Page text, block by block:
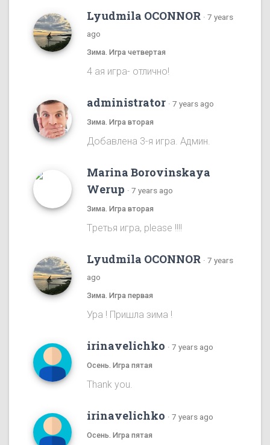
Lyudmila OCONNOR · 7 years
ago
Зима. Игра четвертая
4 ая игра- отлично!
administrator · 7 years ago
Зима. Игра вторая
Добавлена 3-я игра. Админ.
Marina Borovinskaya
Werup · 7 years ago
Зима. Игра вторая
Tретья игра, please !!!!
Lyudmila OCONNOR · 7 years
ago
Зима. Игра первая
Ура ! Пришла зима !
irinavelichko · 7 years ago
Осень. Игра пятая
Thank you.
irinavelichko · 7 years ago
Осень. Игра пятая